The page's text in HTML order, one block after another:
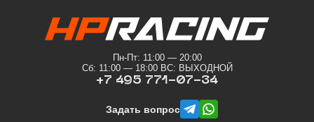
Пн-Пт: 11:00 — 20:00
Сб: 11:00 — 18:00 ВС: ВЫХОДНОЙ
+7 495 771-07-34
Задать вопросtelegramwhatsapp